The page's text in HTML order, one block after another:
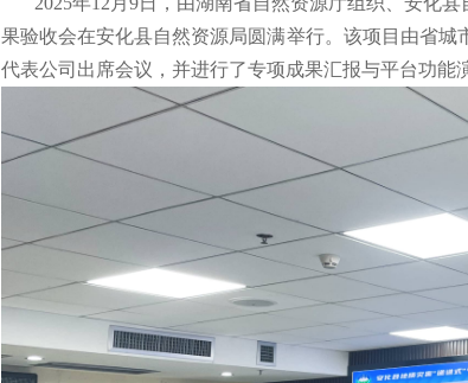
果验收会在安化县自然资源局圆满举行。该项目由省
代表公司出席会议，并进行了专项成果汇报与平台功能